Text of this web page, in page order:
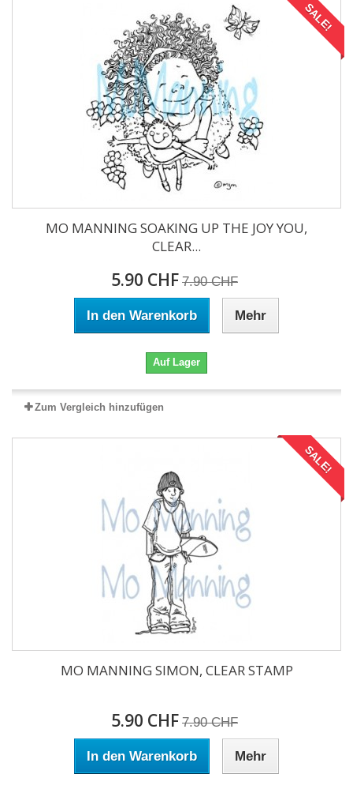
SALE!
MO MANNING SOAKING UP THE JOY YOU,
CLEAR...
5.90 CHF 7.90 CHF
In den Warenkorb Mehr
Auf Lager
Zum Vergleich hinzufügen
SALE!
MO MANNING SIMON, CLEAR STAMP
5.90 CHF 7.90 CHF
In den Warenkorb Mehr